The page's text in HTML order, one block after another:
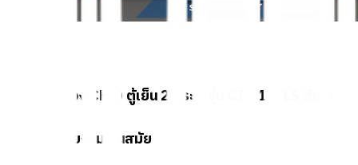
จุดเด่นของ CHiQ ตู้เย็น 2 ประตู รุ่น CTM138LS สีเทา
1. ดีไซน์สวยงาม ทันสมัย